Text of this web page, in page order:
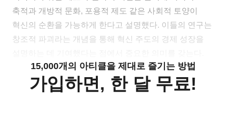
축적과 개방적 문화, 포용적 제도 같은 사회적 토양이
혁신의 순환을 가능하게 한다고 설명했다. 이들의 연구는
창조적 파괴라는 개념을 통해 혁신 주도의 경제 성장을
15,000개의 아티클을 제대로 즐기는 방법
가입하면, 한 달 무료!